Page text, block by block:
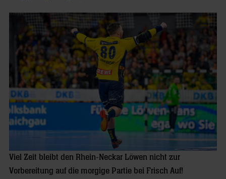
Viel Zeit bleibt den Rhein-Neckar Löwen nicht zur
Vorbereitung auf die morgige Partie bei Frisch Auf!